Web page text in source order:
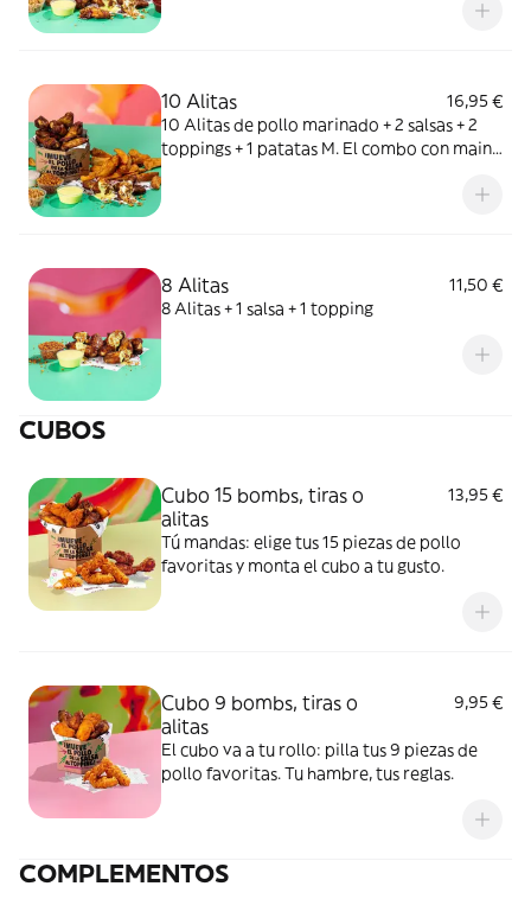
10 Alitas
16,95 €
10 Alitas de pollo marinado + 2 salsas + 2
toppings + 1 patatas M. El combo con main
8 Alitas
11,50 €
8 Alitas + 1 salsa + 1 topping
CUBOS
Cubo 15 bombs, tiras o
alitas
13,95 €
Tú mandas: elige tus 15 piezas de pollo
favoritas y monta el cubo a tu gusto.
Cubo 9 bombs, tiras o
alitas
9,95 €
El cubo va a tu rollo: pilla tus 9 piezas de
pollo favoritas. Tu hambre, tus reglas.
COMPLEMENTOS